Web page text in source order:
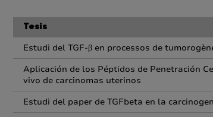
Tesis
Estudi del TGF-β en processos de
Aplicación de los Péptidos de Penetración
vivo de carcinomas uterinos
Estudi del paper de TGFbeta en la